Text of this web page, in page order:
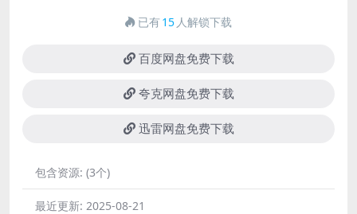
已有15 人解锁下载
百度网盘免费下载
夸克网盘免费下载
迅雷网盘免费下载
包含资源: (3个)
最近更新: 2025-08-21